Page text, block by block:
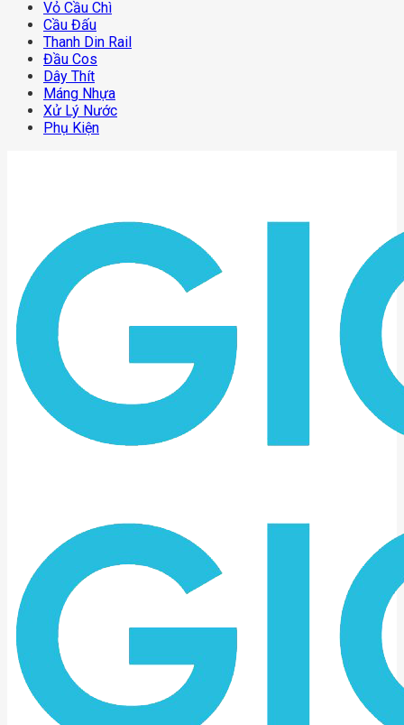
Vỏ Cầu Chì
Cầu Đấu
Thanh Din Rail
Đầu Cos
Dây Thít
Máng Nhựa
Xử Lý Nước
Phụ Kiện